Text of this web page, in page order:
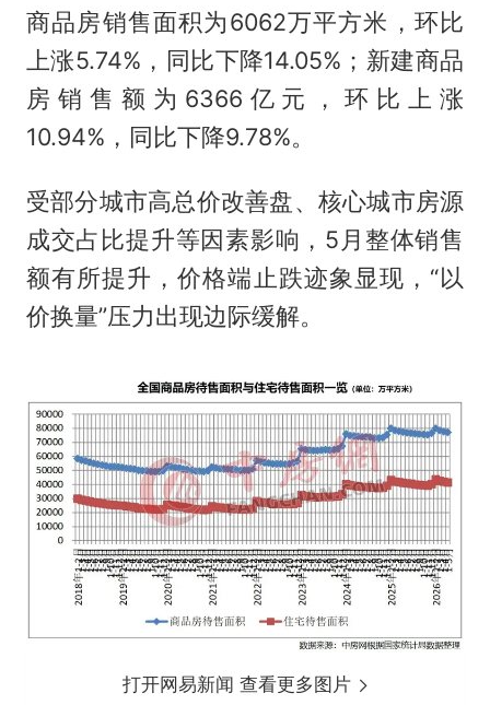
商品房销售面积为6062万平方米，环比
上涨5.74%，同比下降14.05%；新建商品
房销售额为6366亿元，环比上涨
10.94%，同比下降9.78%。
受部分城市高总价改善盘、核心城市房源
成交占比提升等因素影响，5月整体销售
额有所提升，价格端止跌迹象显现，“以
价换量”压力出现边际缓解。
打开网易新闻 查看更多图片